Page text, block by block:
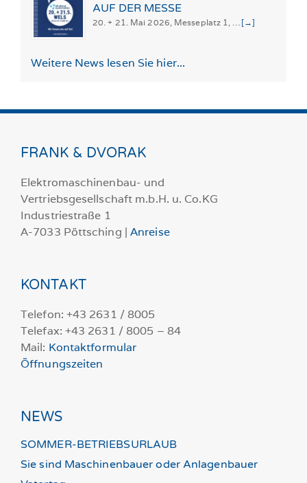
AUF DER MESSE
20. + 21. Mai 2026, Messeplatz 1, … [→]
Weitere News lesen Sie hier...
FRANK & DVORAK
Elektromaschinenbau- und
Vertriebsgesellschaft m.b.H. u. Co.KG
Industriestraße 1
A-7033 Pöttsching |Anreise
KONTAKT
Telefon: +43 2631 / 8005
Telefax: +43 2631 / 8005 – 84
Mail: Kontaktformular
Öffnungszeiten
NEWS
SOMMER-BETRIEBSURLAUB
Sie sind Maschinenbauer oder Anlagenbauer